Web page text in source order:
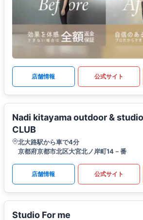
店舗情報 公式サイト
Nadi kitayama outdoor &
CLUB
北大路駅から車で4分
京都府京都市北区大宮北ノ岸町14－番
店舗情報 公式サイト
Studio For me